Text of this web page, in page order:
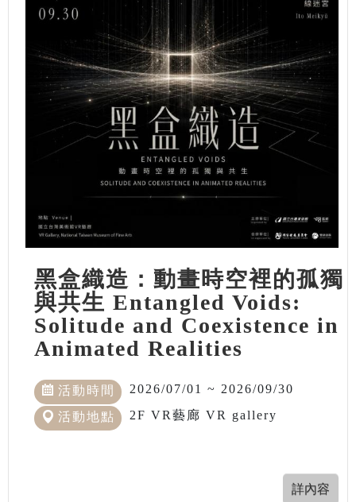
黑盒織造：動畫時空裡的孤獨
與共生 Entangled Voids:
Solitude and Coexistence in
Animated Realities
活動時間 2026/07/01 ~ 2026/09/30
活動地點 2F VR藝廊 VR gallery